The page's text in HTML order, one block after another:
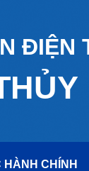
ĐIỆN
HÀNH CHÍNH